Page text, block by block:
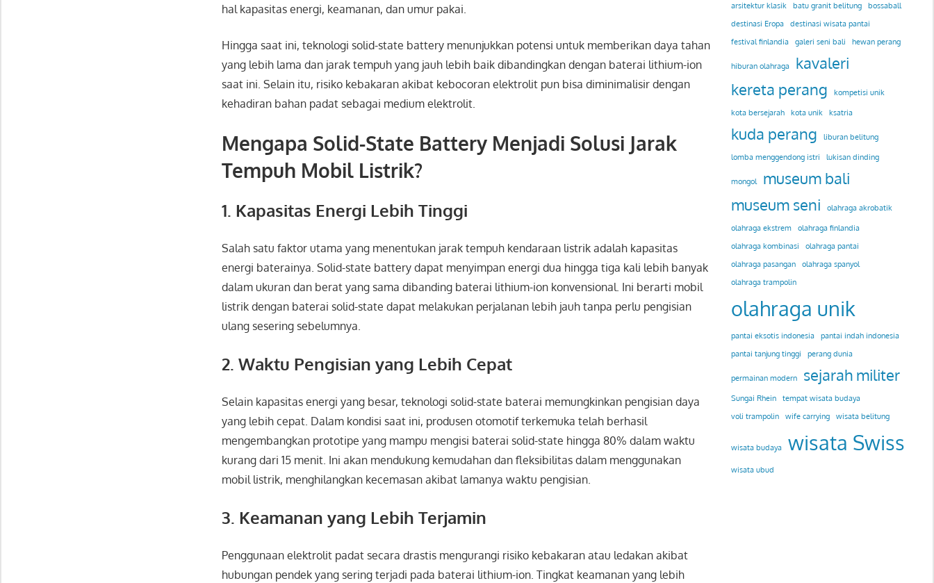
hal kapasitas energi, keamanan, dan umur pakai.
Hingga saat ini, teknologi solid-state battery menunjukkan potensi untuk memberikan daya tahan
yang lebih lama dan jarak tempuh yang jauh lebih baik dibandingkan dengan baterai lithium-ion
saat ini. Selain itu, risiko kebakaran akibat kebocoran elektrolit pun bisa diminimalisir dengan
kehadiran bahan padat sebagai medium elektrolit.
Mengapa Solid-State Battery Menjadi Solusi Jarak
Tempuh Mobil Listrik?
1. Kapasitas Energi Lebih Tinggi
Salah satu faktor utama yang menentukan jarak tempuh kendaraan listrik adalah kapasitas
energi baterainya. Solid-state battery dapat menyimpan energi dua hingga tiga kali lebih banyak
dalam ukuran dan berat yang sama dibanding baterai lithium-ion konvensional. Ini berarti mobil
listrik dengan baterai solid-state dapat melakukan perjalanan lebih jauh tanpa perlu pengisian
ulang sesering sebelumnya.
2. Waktu Pengisian yang Lebih Cepat
Selain kapasitas energi yang besar, teknologi solid-state baterai memungkinkan pengisian daya
yang lebih cepat. Dalam kondisi saat ini, produsen otomotif terkemuka telah berhasil
mengembangkan prototipe yang mampu mengisi baterai solid-state hingga 80% dalam waktu
kurang dari 15 menit. Ini akan mendukung kemudahan dan fleksibilitas dalam menggunakan
mobil listrik, menghilangkan kecemasan akibat lamanya waktu pengisian.
3. Keamanan yang Lebih Terjamin
Penggunaan elektrolit padat secara drastis mengurangi risiko kebakaran atau ledakan akibat
hubungan pendek yang sering terjadi pada baterai lithium-ion. Tingkat keamanan yang lebih
arsitektur klasik batu granit belitung
bossaball
destinasi Eropa
destinasi wisata pantai
festival finlandia
galeri seni bali hewan perang
hiburan olahraga
kavaleri
kereta perang
kompetisi unik
kota bersejarah kota unik ksatria
kuda perang liburan belitung
lomba menggendong istri lukisan dinding
mongol
museum bali
museum seni
olahraga akrobatik
olahraga ekstrem
olahraga finlandia
olahraga kombinasi
olahraga pantai
olahraga pasangan
olahraga spanyol
olahraga trampolin
olahraga unik
pantai eksotis indonesia
pantai indah indonesia
pantai tanjung tinggi
perang dunia
permainan modern sejarah militer
Sungai Rhein
tempat wisata budaya
voli trampolin
wife carrying wisata belitung
wisata budaya wisata Swiss
wisata ubud